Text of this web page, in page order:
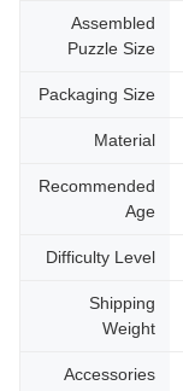
Assembled
Puzzle Size
Packaging Size
Material
Recommended
Age
Difficulty Level
Shipping
Weight
Accessories